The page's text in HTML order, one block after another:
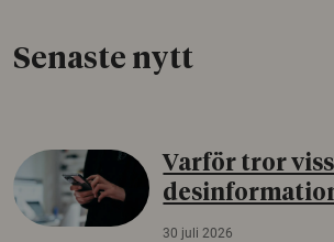
Senaste nytt
Varför tror
30 juli 2026